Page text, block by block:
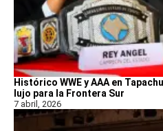
Histórico WWE y AAA en
lujo para la Frontera Sur
7 abril, 2026